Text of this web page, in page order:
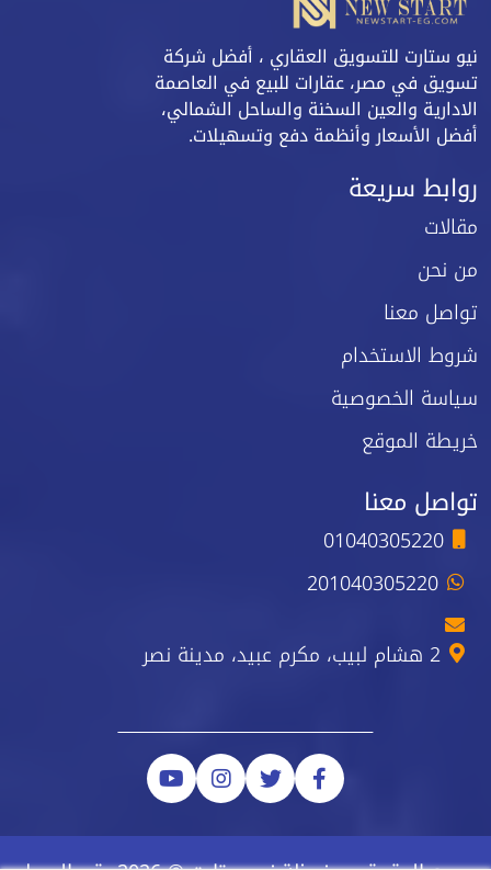
نيو ستارت للتسويق العقاري ، أفضل شركة
تسويق في مصر، عقارات للبيع في العاصمة
الادارية والعين السخنة والساحل الشمالي،
أفضل الأسعار وأنظمة دفع وتسهيلات.
روابط سريعة
مقالات
من نحن
تواصل معنا
شروط الاستخدام
سياسة الخصوصية
خريطة الموقع
تواصل معنا
01040305220
201040305220
2 هشام لبيب، مكرم عبيد، مدينة نصر